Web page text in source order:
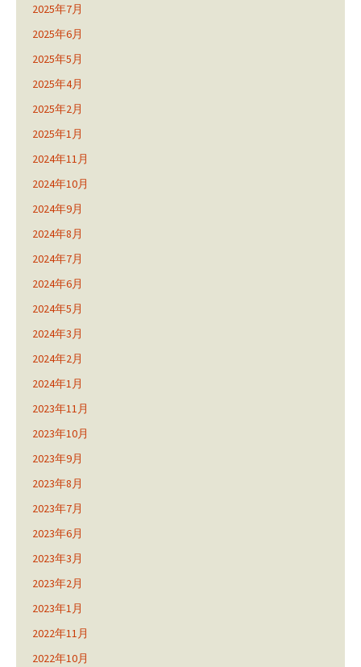
2025年7月
2025年6月
2025年5月
2025年4月
2025年2月
2025年1月
2024年11月
2024年10月
2024年9月
2024年8月
2024年7月
2024年6月
2024年5月
2024年3月
2024年2月
2024年1月
2023年11月
2023年10月
2023年9月
2023年8月
2023年7月
2023年6月
2023年3月
2023年2月
2023年1月
2022年11月
2022年10月